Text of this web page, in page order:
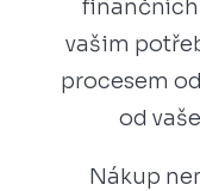
vašim
procesem
od
Nákup